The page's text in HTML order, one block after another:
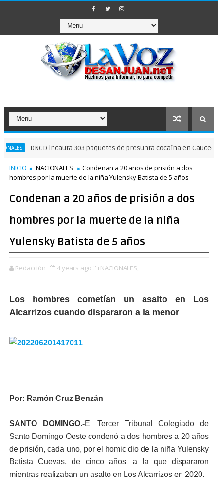
DNCD incauta 303 paquetes de presunta cocaína en Caucedo
INICIO NACIONALES
Condenan a 20 años de prisión a dos
hombres por la muerte de la niña Yulensky Batista de 5 años
Condenan a 20 años de prisión a dos
hombres por la muerte de la niña
Yulensky Batista de 5 años
Redacción 4 years ago NACIONALES,
Los hombres cometían un asalto en Los
Alcarrizos cuando dispararon a la menor
Por: Ramón Cruz Benzán
SANTO DOMINGO.-El Tercer Tribunal Colegiado de
Santo Domingo Oeste condenó a dos hombres a 20 años
de prisión, cada uno, por el homicidio de la niña Yulensky
Batista Cuevas, de cinco años, a la que dispararon
mientras realizaban un asalto en Los Alcarrizos en 2020.